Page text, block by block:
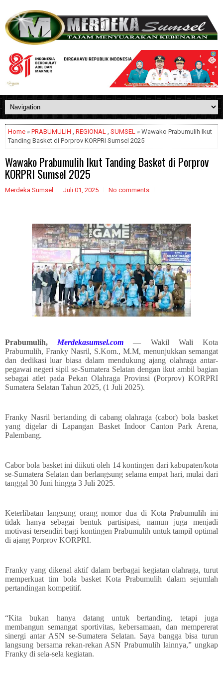
Home » PRABUMULIH , REGIONAL , SUMSEL » Wawako Prabumulih Ikut
Tanding Basket di Porprov KORPRI Sumsel 2025
Wawako Prabumulih Ikut Tanding Basket di Porprov
KORPRI Sumsel 2025
Merdeka Sumsel Juli 01, 2025 No comments
Prabumulih, Merdekasumsel.com — Wakil Wali Kota
Prabumulih, Franky Nasril, S.Kom., M.M, menunjukkan semangat
dan dedikasi luar biasa dalam mendukung ajang olahraga antar-
pegawai negeri sipil se-Sumatera Selatan dengan ikut ambil bagian
sebagai atlet pada Pekan Olahraga Provinsi (Porprov) KORPRI
Sumatera Selatan Tahun 2025, (1 Juli 2025).
Franky Nasril bertanding di cabang olahraga (cabor) bola basket
yang digelar di Lapangan Basket Indoor Canton Park Arena,
Palembang.
Cabor bola basket ini diikuti oleh 14 kontingen dari kabupaten/kota
se-Sumatera Selatan dan berlangsung selama empat hari, mulai dari
tanggal 30 Juni hingga 3 Juli 2025.
Keterlibatan langsung orang nomor dua di Kota Prabumulih ini
tidak hanya sebagai bentuk partisipasi, namun juga menjadi
motivasi tersendiri bagi kontingen Prabumulih untuk tampil optimal
di ajang Porprov KORPRI.
Franky yang dikenal aktif dalam berbagai kegiatan olahraga, turut
memperkuat tim bola basket Kota Prabumulih dalam sejumlah
pertandingan kompetitif.
“Kita bukan hanya datang untuk bertanding, tetapi juga
membangun semangat sportivitas, kebersamaan, dan mempererat
sinergi antar ASN se-Sumatera Selatan. Saya bangga bisa turun
langsung bersama rekan-rekan ASN Prabumulih lainnya,” ungkap
Franky di sela-sela kegiatan.